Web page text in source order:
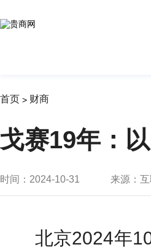
首页 > 财商
戈赛19年：
时间：2024-10-31 来源：互
北京2024年